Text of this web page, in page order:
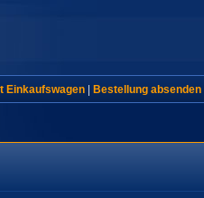
Einkaufswagen| Bestellung absenden|